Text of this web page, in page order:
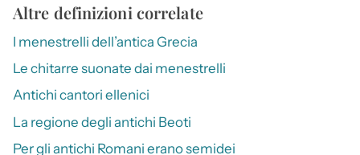
Altre definizioni correlate
I menestrelli dell’antica Grecia
Le chitarre suonate dai menestrelli
Antichi cantori ellenici
La regione degli antichi Beoti
Per gli antichi Romani erano semidei